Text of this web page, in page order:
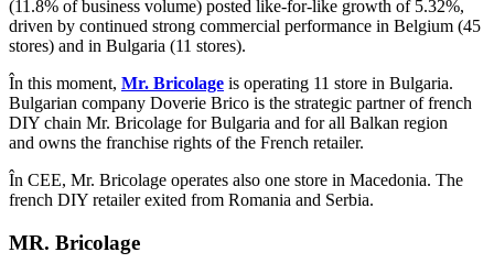
(11.8% of business volume) posted like-for-like growth of 5.32%,
driven by continued strong commercial performance in Belgium (45
stores) and in Bulgaria (11 stores).
În this moment, Mr. Bricolage is operating 11 store in Bulgaria.
Bulgarian company Doverie Brico is the strategic partner of french
DIY chain Mr. Bricolage for Bulgaria and for all Balkan region
and owns the franchise rights of the French retailer.
În CEE, Mr. Bricolage operates also one store in Macedonia. The
french DIY retailer exited from Romania and Serbia.
MR. Bricolage